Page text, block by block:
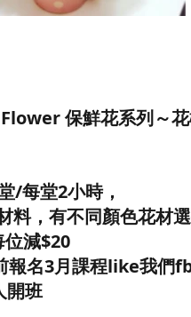
保鮮花系列～
/每堂2小時，
料，有不同顏色花材
減$20
報名3月課程like我們
班